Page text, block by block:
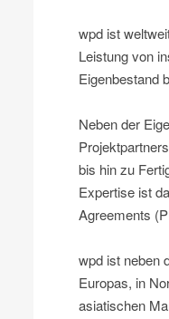
wpd ist
Leistung von
Eigenbestand
Neben der
bis hin zu
Expertise ist
Agreements
wpd ist neben
Europas, in
asiatischen